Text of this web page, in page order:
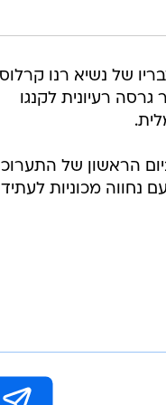
של נשיא רנו קרלוס
רעיונית לקנגו
פחות משבוע ב-15 לספטמבר, ביום הראשון של
נחווה מכוניות לעתיד